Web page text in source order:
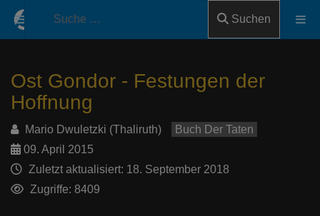
Suchen
Ost Gondor - Festungen der
Hoffnung
Mario Dwuletzki (Thaliruth)
Buch Der Taten
09. April 2015
Zuletzt aktualisiert: 18. September 2018
Zugriffe: 8409